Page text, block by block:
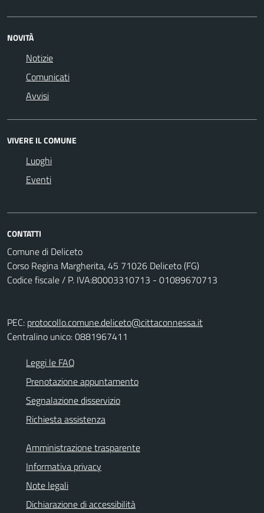
NOVITÀ
Notizie
Comunicati
Avvisi
VIVERE IL COMUNE
Luoghi
Eventi
CONTATTI
Comune di Deliceto
Corso Regina Margherita, 45 71026 Deliceto (FG)
Codice fiscale / P. IVA:80003310713 - 01089670713
PEC: protocollo.comune.deliceto@cittaconnessa.it
Centralino unico: 0881967411
Leggi le FAQ
Prenotazione appuntamento
Segnalazione disservizio
Richiesta assistenza
Amministrazione trasparente
Informativa privacy
Note legali
Dichiarazione di accessibilità